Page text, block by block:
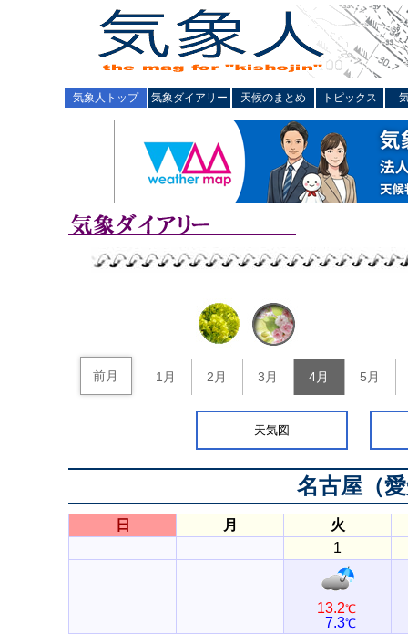
気象人トップ 気象ダイアリー 天候のまとめ トピックス
前月 1月 2月 3月 4月 5月
天気図
名古屋（
日 月
火
1
13.2℃
7.3℃